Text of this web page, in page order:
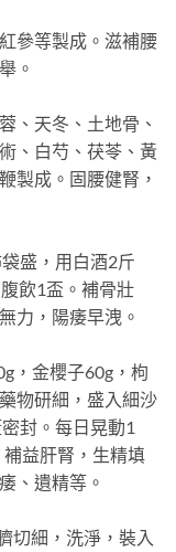
參等製成。滋補腰
。
天冬、土地骨、
、白芍、茯苓、黃
製成。固腰健腎，
盛，用白酒2斤
飲1盃。補骨壯
力，陽痿早洩。
金櫻子60g，枸
物研細，盛入細沙
封。每日晃動1
益肝腎，生精填
、遺精等。
細，洗淨，裝入